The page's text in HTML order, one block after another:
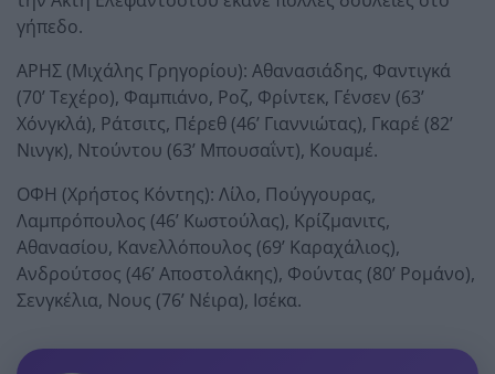
γήπεδο.
ΑΡΗΣ (Μιχάλης Γρηγορίου): Αθανασιάδης, Φαντιγκά
(70’ Τεχέρο), Φαμπιάνο, Ροζ, Φρίντεκ, Γένσεν (63’
Χόνγκλά), Ράτσιτς, Πέρεθ (46’ Γιαννιώτας), Γκαρέ (82’
Νινγκ), Ντούντου (63’ Μπουσαΐντ), Κουαμέ.
ΟΦΗ (Χρήστος Κόντης): Λίλο, Πούγγουρας,
Λαμπρόπουλος (46’ Κωστούλας), Κρίζμανιτς,
Αθανασίου, Κανελλόπουλος (69’ Καραχάλιος),
Ανδρούτσος (46’ Αποστολάκης), Φούντας (80’ Ρομάνο),
Σενγκέλια, Νους (76’ Νέιρα), Ισέκα.